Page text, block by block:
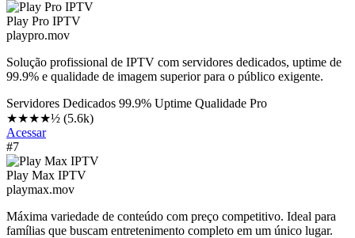
Play Pro IPTV
playpro.mov
Solução profissional de IPTV com servidores dedicados, uptime de
99.9% e qualidade de imagem superior para o público exigente.
Servidores Dedicados 99.9% Uptime Qualidade Pro
★★★★½ (5.6k)
Acessar
#7
Play Max IPTV
playmax.mov
Máxima variedade de conteúdo com preço competitivo. Ideal para
famílias que buscam entretenimento completo em um único lugar.